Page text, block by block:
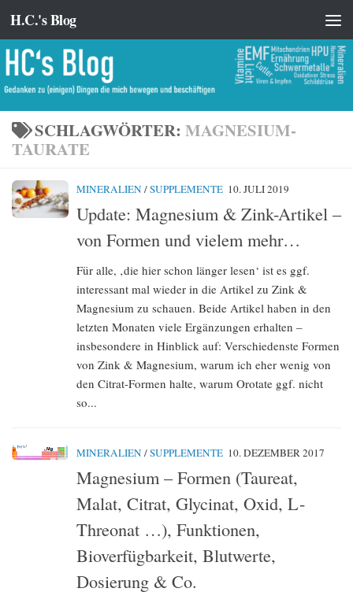
Zum Inhalt springen
H.C.'s Blog
SCHLAGWÖRTER: MAGNESIUM-
TAURATE
MINERALIEN /SUPPLEMENTE 10. JULI 2019
Update: Magnesium & Zink-Artikel –
von Formen und vielem mehr…
Für alle, ‚die hier schon länger lesen‘ ist es ggf.
interessant mal wieder in die Artikel zu Zink &
Magnesium zu schauen. Beide Artikel haben in den
letzten Monaten viele Ergänzungen erhalten –
insbesondere in Hinblick auf: Verschiedenste Formen
von Zink & Magnesium, warum ich eher wenig von
den Citrat-Formen halte, warum Orotate ggf. nicht
so...
MINERALIEN /SUPPLEMENTE 10. DEZEMBER 2017
Magnesium – Formen (Taureat,
Malat, Citrat, Glycinat, Oxid, L-
Threonat …), Funktionen,
Bioverfügbarkeit, Blutwerte,
Dosierung & Co.